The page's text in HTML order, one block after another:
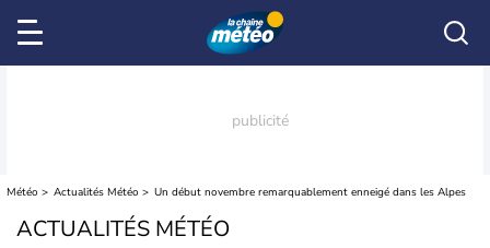
Météo Actualités Météo Un début novembre remarquablement enneigé dans les Alpes
ACTUALITÉS MÉTÉO